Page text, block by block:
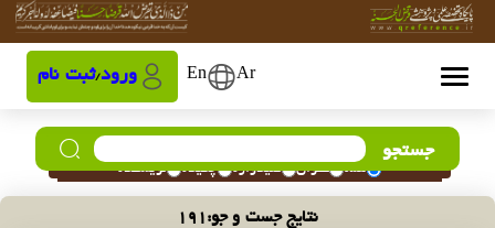
Ar
En ورود/ثبت نام
جستجو
همه عنوان کلیدواژه چکیده نویسنده
نتایج جست و جو:191